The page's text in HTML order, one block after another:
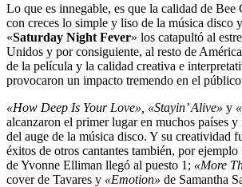
Lo que es innegable, es que la calidad de Bee
con creces lo simple y liso de la música disco
«Saturday Night Fever» los catapultó al
Unidos y por consiguiente, al resto de
de la película y la calidad creativa e
provocaron un impacto tremendo en el
«How Deep Is Your Love», «Stayin’ Alive» y
alcanzaron el primer lugar en muchos países y
del auge de la música disco. Y su creatividad
éxitos de otros cantantes también, por ejemplo
de Yvonne Elliman llegó al puesto 1; «More
cover de Tavares y «Emotion» de Samantha